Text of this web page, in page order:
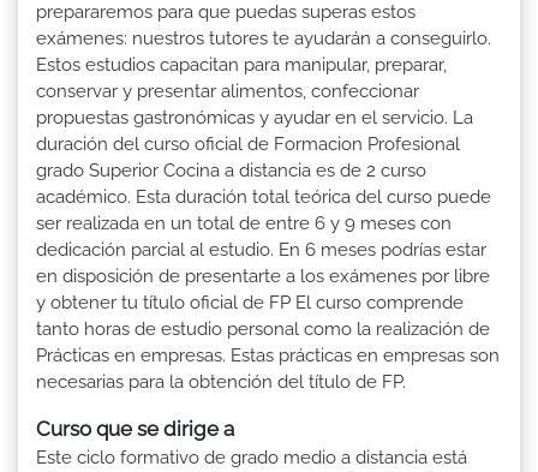
prepararemos para que puedas superas estos
exámenes: nuestros tutores te ayudarán a conseguirlo.
Estos estudios capacitan para manipular, preparar,
conservar y presentar alimentos, confeccionar
propuestas gastronómicas y ayudar en el servicio. La
duración del curso oficial de Formacion Profesional
grado Superior Cocina a distancia es de 2 curso
académico. Esta duración total teórica del curso puede
ser realizada en un total de entre 6 y 9 meses con
dedicación parcial al estudio. En 6 meses podrías estar
en disposición de presentarte a los exámenes por libre
y obtener tu título oficial de FP El curso comprende
tanto horas de estudio personal como la realización de
Prácticas en empresas. Estas prácticas en empresas son
necesarias para la obtención del título de FP.
Curso que se dirige a
Este ciclo formativo de grado medio a distancia está